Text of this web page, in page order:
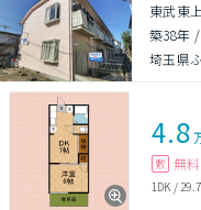
東武東
築38年
埼玉県
4.8
敷 無料
1DK /